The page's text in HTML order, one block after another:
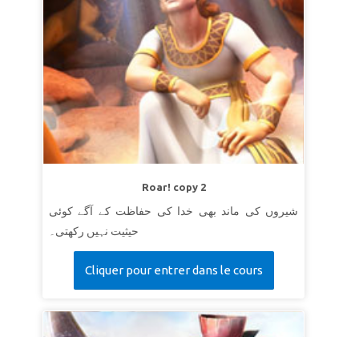
Roar! copy 2
شیروں کی ماند بھی خدا کی حفاظت کے آگے کوئی
حیثیت نہیں رکھتی۔
Cliquer pour entrer dans le cours